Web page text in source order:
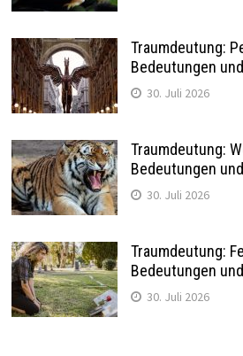
Traumdeutung:
Bedeutungen
30. Juli 2026
Traumdeutung:
Bedeutungen
30. Juli 2026
Traumdeutung:
Bedeutungen
30. Juli 2026